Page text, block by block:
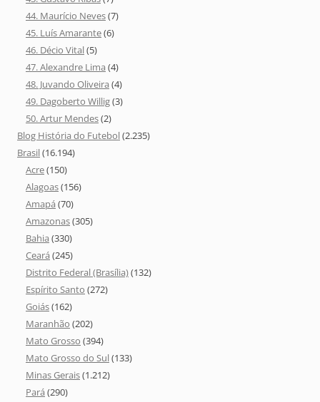
44. Maurício Neves(7)
45. Luís Amarante(6)
46. Décio Vital(5)
47. Alexandre Lima (4)
48. Juvando Oliveira (4)
49. Dagoberto Willig(3)
50. Artur Mendes(2)
Blog História do Futebol(2.235)
Brasil(16.194)
Acre(150)
Alagoas(156)
Amapá (70)
Amazonas(305)
Bahia (330)
Ceará (245)
Distrito Federal (Brasília)(132)
Espírito Santo (272)
Goiás(162)
Maranhão (202)
Mato Grosso (394)
Mato Grosso do Sul(133)
Minas Gerais(1.212)
Pará (290)